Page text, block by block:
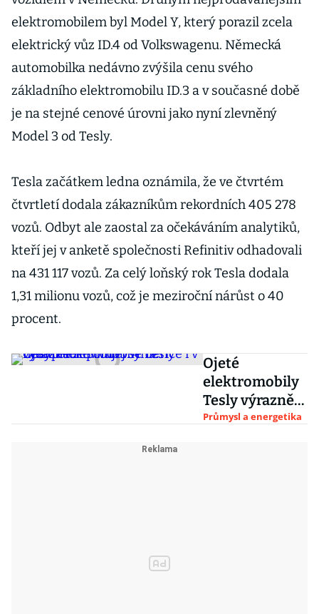
elektromobilem byl Model Y, který porazil zcela
elektrický vůz ID.4 od Volkswagenu. Německá
automobilka nedávno zvýšila cenu svého
základního elektromobilu ID.3 a v současné době
je na stejné cenové úrovni jako nyní zlevněný
Model 3 od Tesly.
Tesla začátkem ledna oznámila, že ve čtvrtém
čtvrtletí dodala zákazníkům rekordních 405 278
vozů. Odbyt ale zaostal za očekáváním analytiků,
kteří jej v anketě společnosti Refinitiv odhadovali
na 431 117 vozů. Za celý loňský rok Tesla dodala
1,31 milionu vozů, což je meziroční nárůst o 40
procent.
Ojeté
elektromobily
Tesly výrazně
zlevňují v
Průmysl a energetika